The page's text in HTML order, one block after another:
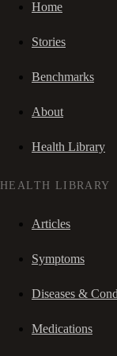
Home
Stories
Benchmarks
About
Health Library
HEALTH LIBRARY
Articles
Symptoms
Diseases &
Medications